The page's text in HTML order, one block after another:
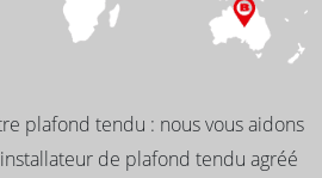
plafond tendu : nous vous aidons
de plafond tendu agréé